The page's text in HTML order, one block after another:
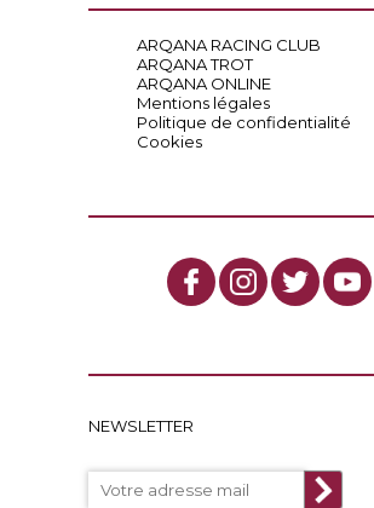
ARQANA RACING CLUB
ARQANA TROT
ARQANA ONLINE
Mentions légales
Politique de confidentialité
Cookies
NEWSLETTER